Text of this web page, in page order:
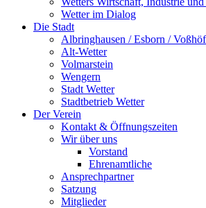
Wetter im Dialog
Die Stadt
Albringhausen / Esborn /
Alt-Wetter​
Volmarstein
Wengern
Stadt Wetter
Stadtbetrieb Wetter
Der Verein
Kontakt & Öffnungszeiten
Wir über uns
Vorstand
Ehrenamtliche
Ansprechpartner
Satzung
Mitglieder